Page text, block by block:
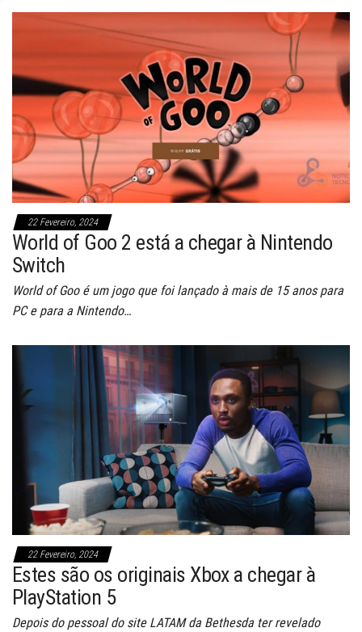
22 Fevereiro, 2024
World of Goo 2 está a chegar à Nintendo
Switch
World of Goo é um jogo que foi lançado à mais de 15 anos para
PC e para a Nintendo…
22 Fevereiro, 2024
Estes são os originais Xbox a chegar à
PlayStation 5
Depois do pessoal do site LATAM da Bethesda ter revelado